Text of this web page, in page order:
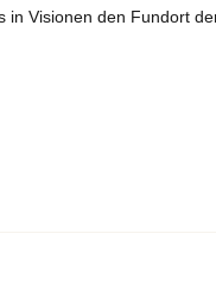
Visionen den Fundort